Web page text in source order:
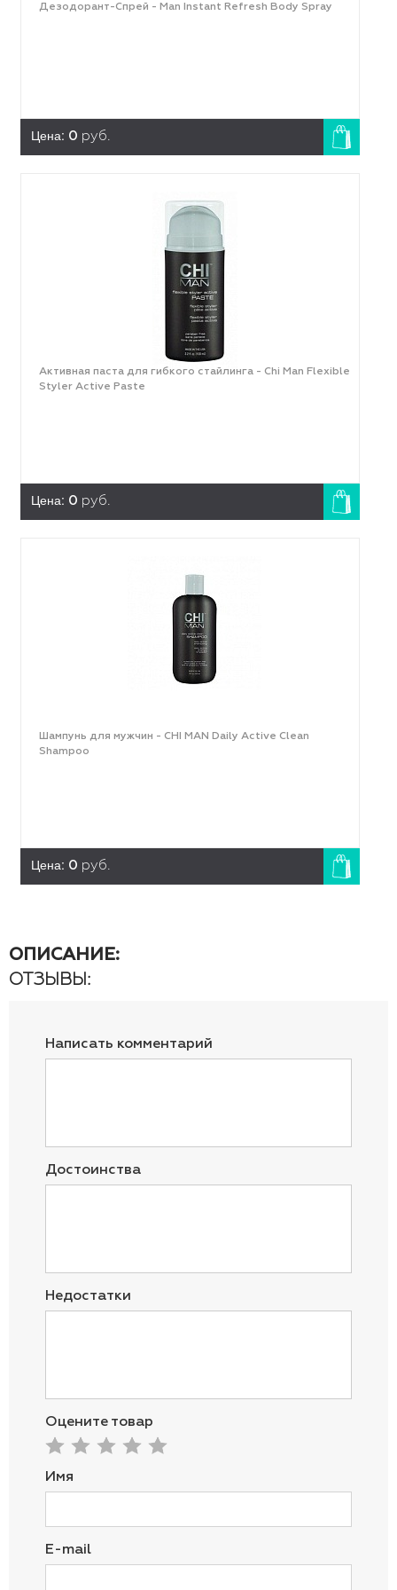
Дезодорант-Спрей - Man Instant Refresh Body Spray
Цена: 0 руб.
Активная паста для гибкого стайлинга - Chi Man Flexible
Styler Active Paste
Цена: 0 руб.
Шампунь для мужчин - CHI MAN Daily Active Clean
Shampoo
Цена: 0 руб.
ОПИСАНИЕ:
ОТЗЫВЫ:
Написать комментарий
Достоинства
Недостатки
Оцените товар
Имя
E-mail